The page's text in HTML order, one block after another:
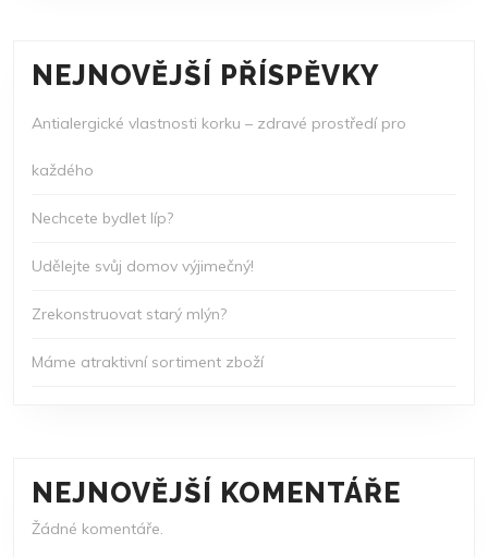
NEJNOVĚJŠÍ PŘÍSPĚVKY
Antialergické vlastnosti korku – zdravé prostředí pro
každého
Nechcete bydlet líp?
Udělejte svůj domov výjimečný!
Zrekonstruovat starý mlýn?
Máme atraktivní sortiment zboží
NEJNOVĚJŠÍ KOMENTÁŘE
Žádné komentáře.